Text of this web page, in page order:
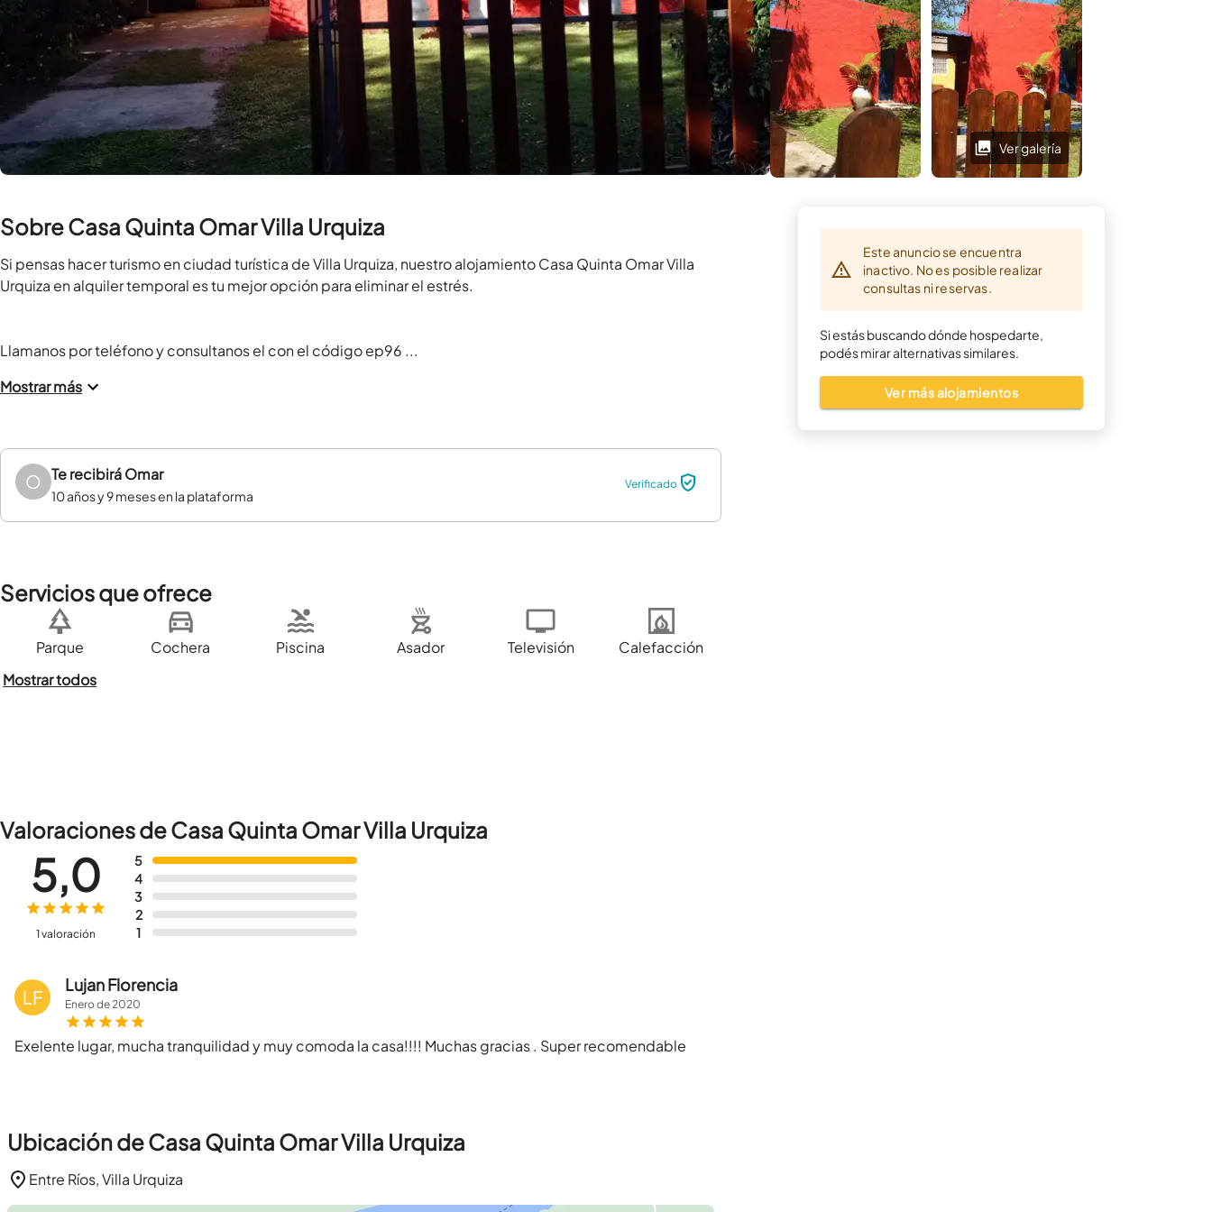
Ver galería
Ver galería
Sobre Casa Quinta Omar Villa Urquiza
Si pensas hacer turismo en ciudad turística de Villa Urquiza, nuestro alojamiento Casa Quinta Omar Villa
Urquiza en alquiler temporal es tu mejor opción para eliminar el estrés.
Llamanos por teléfono y consultanos el con el código ep96 ...
Mostrar más
O Te recibiráOmar
10 años y 9 meses en la plataforma
Verificado
Servicios que ofrece
Parque Cochera Piscina Asador Televisión
Calefacción
Mostrar todos
Valoraciones de Casa Quinta Omar Villa Urquiza
5
4
3
2
1
5,0
1 valoración
LF
Lujan Florencia
Enerode2020
Exelente lugar, mucha tranquilidad y muy comoda la casa!!!! Muchas gracias . Super recomendable
Ubicación de Casa Quinta Omar Villa Urquiza
Entre Ríos, Villa Urquiza
Este anuncio se encuentra
inactivo. No es posible realizar
consultas ni reservas.
Si estás buscando dónde hospedarte,
podés mirar alternativas similares.
Ver más alojamientos